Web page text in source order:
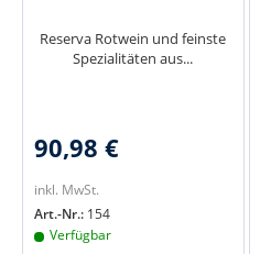
Reserva Rotwein und feinste
Spezialitäten aus...
90,98 €
inkl. MwSt.
Art.-Nr.: 154
Verfügbar